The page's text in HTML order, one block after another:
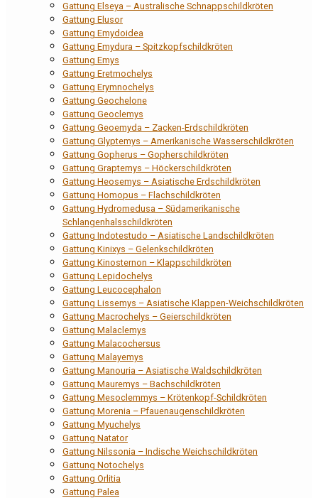
Gattung Elseya – Australische Schnappschildkröten
Gattung Elusor
Gattung Emydoidea
Gattung Emydura – Spitzkopfschildkröten
Gattung Emys
Gattung Eretmochelys
Gattung Erymnochelys
Gattung Geochelone
Gattung Geoclemys
Gattung Geoemyda – Zacken-Erdschildkröten
Gattung Glyptemys – Amerikanische Wasserschildkröten
Gattung Gopherus – Gopherschildkröten
Gattung Graptemys – Höckerschildkröten
Gattung Heosemys – Asiatische Erdschildkröten
Gattung Homopus – Flachschildkröten
Gattung Hydromedusa – Südamerikanische
Schlangenhalsschildkröten
Gattung Indotestudo – Asiatische Landschildkröten
Gattung Kinixys – Gelenkschildkröten
Gattung Kinosternon – Klappschildkröten
Gattung Lepidochelys
Gattung Leucocephalon
Gattung Lissemys – Asiatische Klappen-Weichschildkröten
Gattung Macrochelys – Geierschildkröten
Gattung Malaclemys
Gattung Malacochersus
Gattung Malayemys
Gattung Manouria – Asiatische Waldschildkröten
Gattung Mauremys – Bachschildkröten
Gattung Mesoclemmys – Krötenkopf-Schildkröten
Gattung Morenia – Pfauenaugenschildkröten
Gattung Myuchelys
Gattung Natator
Gattung Nilssonia – Indische Weichschildkröten
Gattung Notochelys
Gattung Orlitia
Gattung Palea